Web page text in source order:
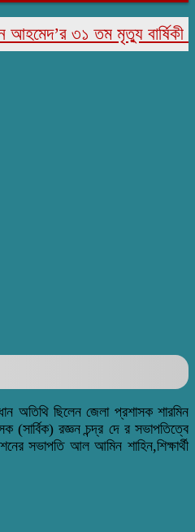
৩১ তম মৃত্যু বার্ষিকী পালিত
অতিথি ছিলেন জেলা প্রশাসক শারমিন
রজ্ঞন চন্দ্র দে র সভাপতিত্বে
সভাপতি আল আমিন শাহিন,শিক্ষার্থী